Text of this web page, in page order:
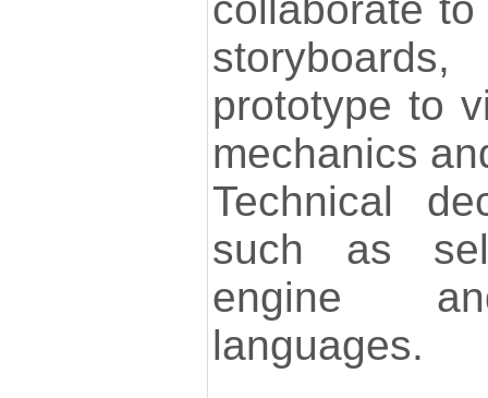
prototype to
mechanics
Technical
such as
engine
languages.